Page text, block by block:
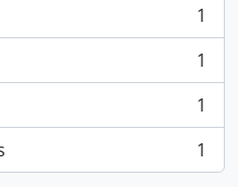
1
1
1
1